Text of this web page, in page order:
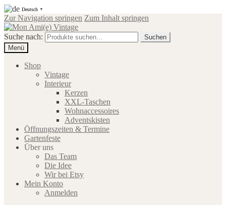
Deutsch ▼
Zur Navigation springen Zum Inhalt springen
Suche nach:
Suchen
Menü
Shop
Vintage
Interieur
Kerzen
XXL-Taschen
Wohnaccessoires
Adventskisten
Öffnungszeiten & Termine
Gartenfeste
Über uns
Das Team
Die Idee
Wir bei Etsy
Mein Konto
Anmelden